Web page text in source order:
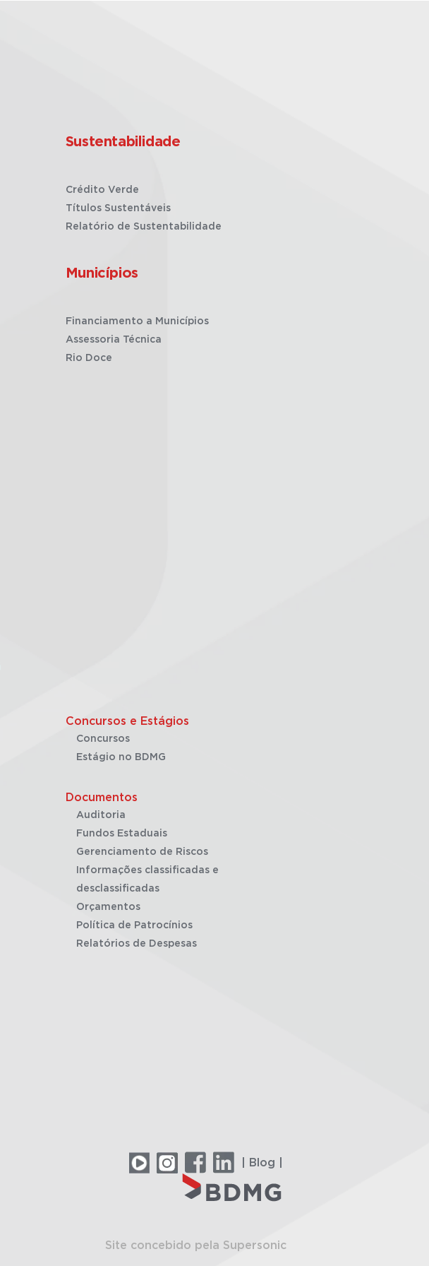
Sustentabilidade
Crédito Verde
Títulos Sustentáveis
Relatório de Sustentabilidade
Municípios
Financiamento a Municípios
Assessoria Técnica
Rio Doce
Concursos e Estágios
Concursos
Estágio no BDMG
Documentos
Auditoria
Fundos Estaduais
Gerenciamento de Riscos
Informações classificadas e
desclassificadas
Orçamentos
Política de Patrocínios
Relatórios de Despesas
| Blog |
Site concebido pela Supersonic